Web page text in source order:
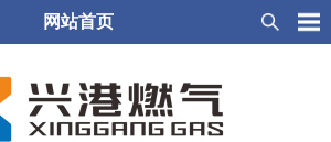
网站首页